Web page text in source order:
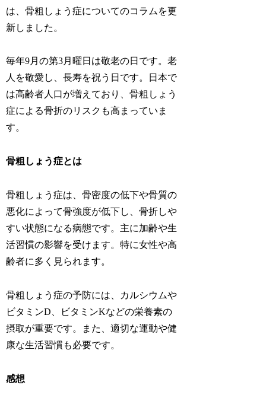
は、骨粗しょう症についてのコラムを更
新しました。
毎年9月の第3月曜日は敬老の日です。老
人を敬愛し、長寿を祝う日です。日本で
は高齢者人口が増えており、骨粗しょう
症による骨折のリスクも高まっていま
す。
骨粗しょう症とは
骨粗しょう症は、骨密度の低下や骨質の
悪化によって骨強度が低下し、骨折しや
すい状態になる病態です。主に加齢や生
活習慣の影響を受けます。特に女性や高
齢者に多く見られます。
骨粗しょう症の予防には、カルシウムや
ビタミンD、ビタミンKなどの栄養素の
摂取が重要です。また、適切な運動や健
康な生活習慣も必要です。
感想